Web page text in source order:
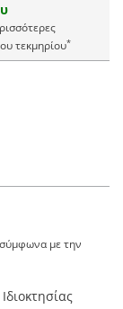
τεκμηρίου*
με την